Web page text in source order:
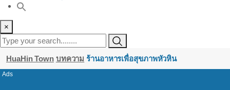
×
HuaHin Town บทความ ร้านอาหารเพื่อสุขภาพหัวหิน